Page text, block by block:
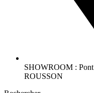
SHOWROOM :
ROUSSON